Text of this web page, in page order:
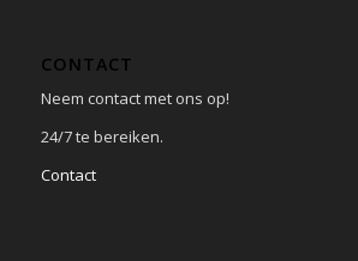
CONTACT
Neem contact met ons op!
24/7 te bereiken.
Contact